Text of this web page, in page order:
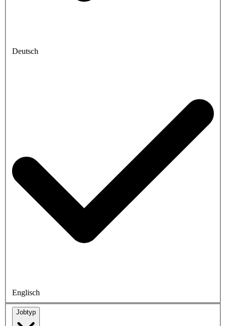
Deutsch
Englisch
Jobtyp